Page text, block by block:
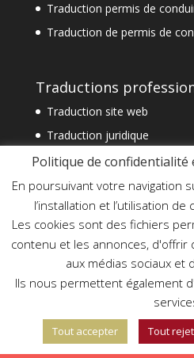
Traduction permis de
Traduction de permis de
Traductions
Traduction site web
Traduction juridique
Traduction technique
Traduction spécialisée
Traduction financière
Traduction commerciale
Traduction document officiel
Traduction assermentée
Politique de confidentialité
En poursuivant votre navigation
l’installation et l’utilisation
Les cookies sont des fichiers
contenu et les annonces, d'offrir
aux médias sociaux et
Ils nous permettent également
Tout accepter Tout